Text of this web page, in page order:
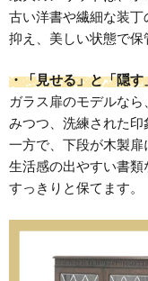
古い洋書や繊細な装
抑え、美しい状態で保
・「見せる」と「隠す
ガラス扉のモデルな
みつつ、洗練された印
一方で、下段が木製扉
生活感の出やすい書
すっきりと保てます。